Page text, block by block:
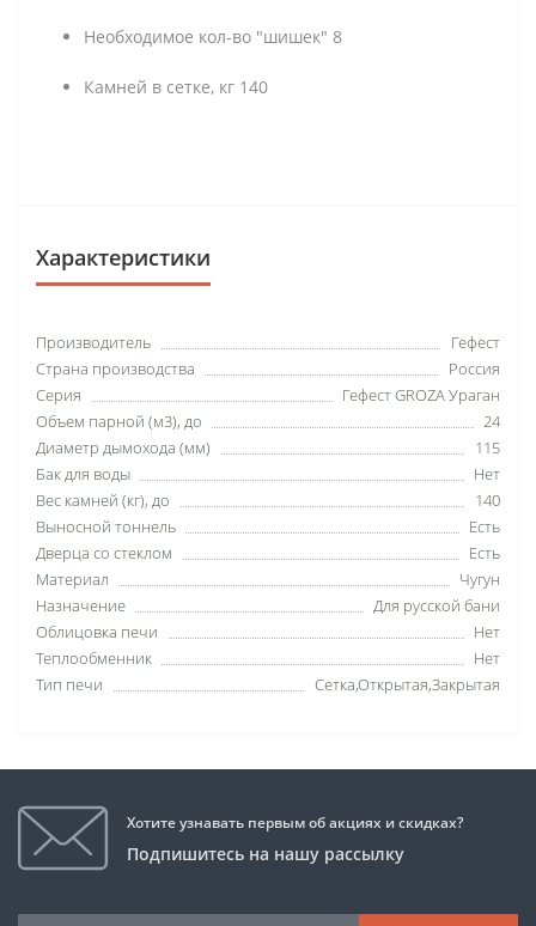
Необходимое кол-во "шишек" 8
Камней в сетке, кг 140
Характеристики
Производитель
Гефест
Страна производства
Россия
Серия
Гефест GROZA Ураган
Объем парной (м3), до
24
Диаметр дымохода (мм)
115
Бак для воды
Нет
Вес камней (кг), до
140
Выносной тоннель
Есть
Дверца со стеклом
Есть
Материал
Чугун
Назначение
Для русской бани
Облицовка печи
Нет
Теплообменник
Нет
Тип печи
Сетка,Открытая,Закрытая
Хотите узнавать первым об акциях и скидках?
Подпишитесь на нашу рассылку